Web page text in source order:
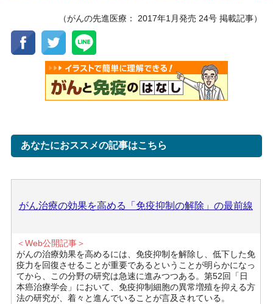
（がんの先進医療： 2017年1月発売 24号 掲載記事）
あなたにおススメの記事はこちら
がん治療の効果を高める「免疫抑制の解除」の最前線
＜Web公開記事＞
がんの治療効果を高めるには、免疫抑制を解除し、低下した免
疫力を回復させることが重要であるということが明らかになっ
てから、この分野の研究は急速に進みつつある。第52回「日
本癌治療学会」において、免疫抑制細胞の異常増殖を抑える方
法の研究が、着々と進んでいることが言及されている。